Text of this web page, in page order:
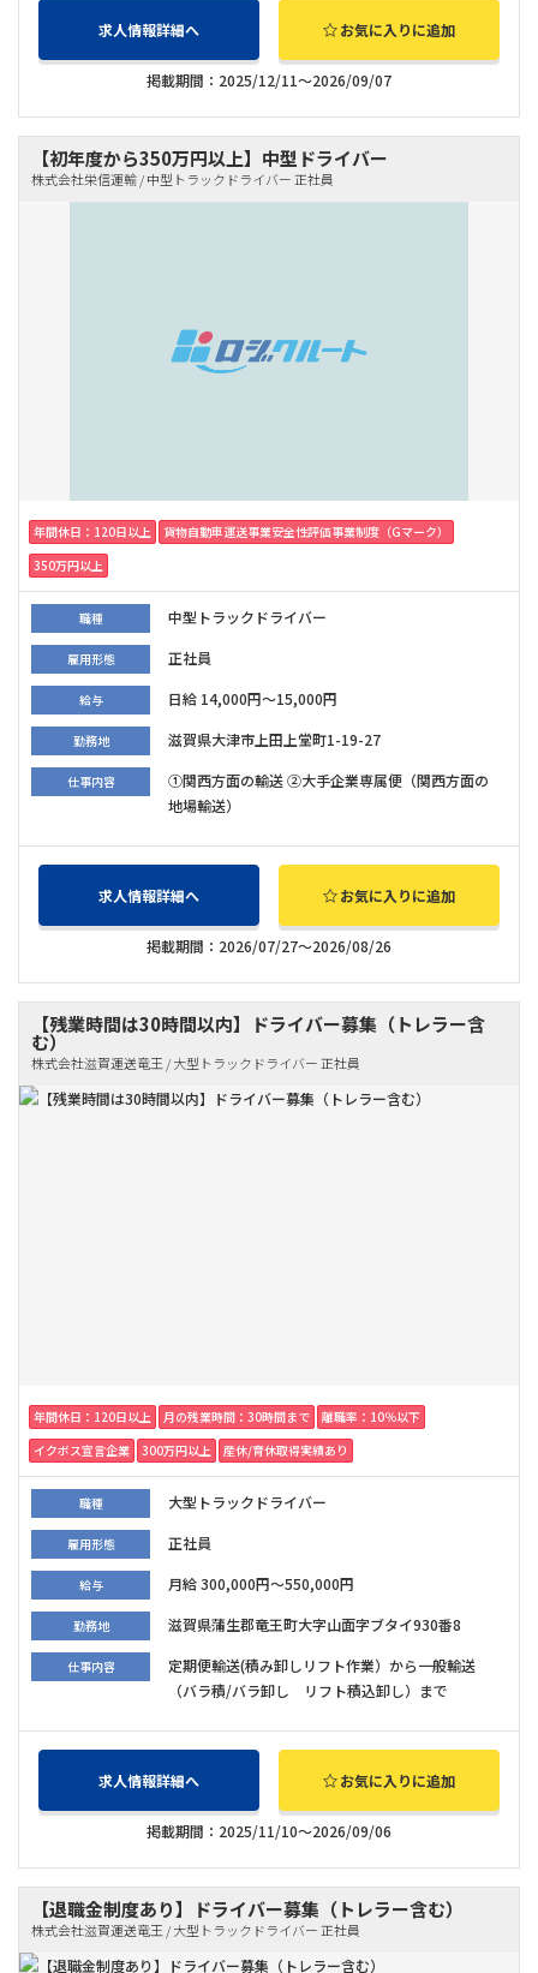
求人情報詳細へ お気に入りに追加
掲載期間：2025/12/11～2026/09/07
【初年度から350万円以上】中型ドライバー
株式会社栄信運輸 / 中型トラックドライバー 正社員
年間休日：120日以上
貨物自動車運送事業安全性評価事業制度（Gマーク）
350万円以上
職種 中型トラックドライバー
雇用形態 正社員
給与 日給 14,000円～15,000円
勤務地 滋賀県大津市上田上堂町1-19-27
仕事内容
①関西方面の輸送 ②大手企業専属便（関西方面の
地場輸送）
求人情報詳細へ お気に入りに追加
掲載期間：2026/07/27～2026/08/26
【残業時間は30時間以内】ドライバー募集（トレラー含
む）
株式会社滋賀運送竜王 / 大型トラックドライバー 正社員
年間休日：120日以上 月の残業時間：30時間まで
離職率：10％以下
イクボス宣言企業
300万円以上 産休/育休取得実績あり
職種 大型トラックドライバー
雇用形態 正社員
給与 月給 300,000円～550,000円
勤務地 滋賀県蒲生郡竜王町大字山面字ブタイ930番8
仕事内容
定期便輸送(積み卸しリフト作業）から一般輸送
（バラ積/バラ卸し リフト積込卸し）まで
求人情報詳細へ お気に入りに追加
掲載期間：2025/11/10～2026/09/06
【退職金制度あり】ドライバー募集（トレラー含む）
株式会社滋賀運送竜王 / 大型トラックドライバー 正社員